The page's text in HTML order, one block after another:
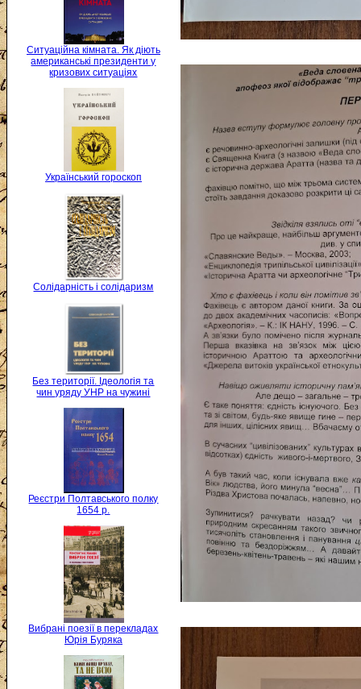
Ситуаційна кімната. Як діють
американські президенти у
кризових ситуаціях
Український гороскоп
Солідарність і солідаризм
Без території. Ідеологія та
чин уряду УНР на чужині
Реєстри Полтавського полку
1654 р.
Вибрані поезії в перекладах
Юрія Буряка